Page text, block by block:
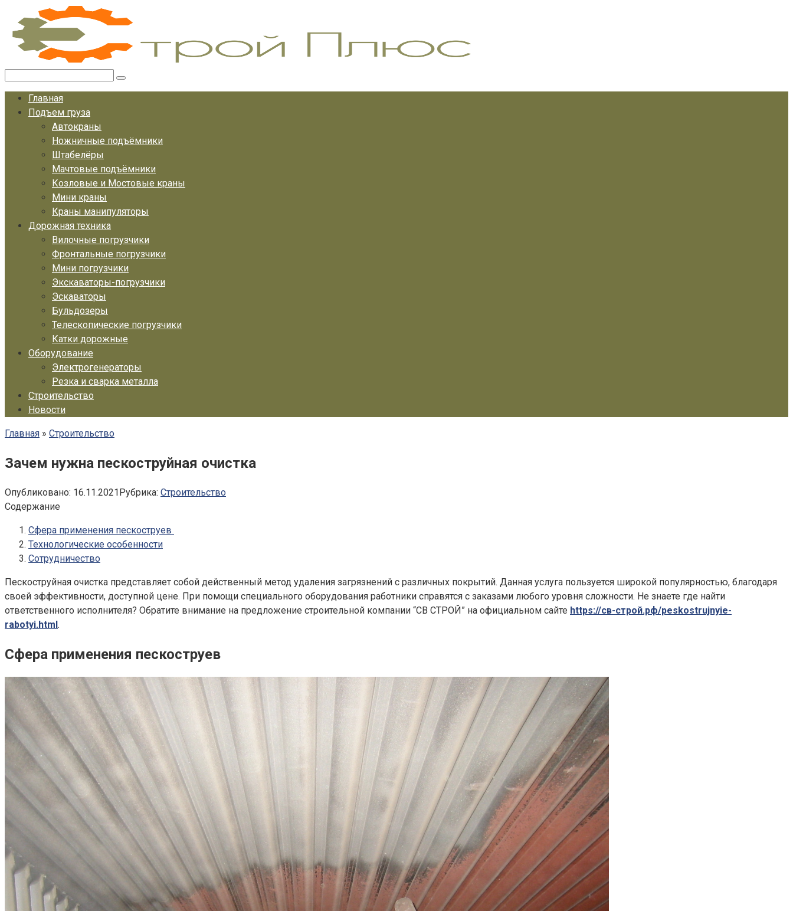
Перейти
контенту
Главная
Подъем груза
Автокраны
Ножничные подъёмники
Штабелёры
Мачтовые подъёмники
Козловые и Мостовые краны
Мини краны
Краны манипуляторы
Дорожная техника
Вилочные погрузчики
Фронтальные погрузчики
Мини погрузчики
Экскаваторы-погрузчики
Эскаваторы
Бульдозеры
Телескопические погрузчики
Катки дорожные
Оборудование
Электрогенераторы
Резка и сварка металла
Строительство
Новости
Главная » Строительство
Зачем нужна пескоструйная очистка
Опубликовано: 16.11.2021Рубрика: Строительство
Содержание
Сфера применения пескоструев
Технологические особенности
Сотрудничество
Пескоструйная очистка представляет собой действенный метод удаления загрязнений с различных покрытий. Данная услуга пользуется широкой популярностью, благодаря
своей эффективности, доступной цене. При помощи специального оборудования работники справятся с заказами любого уровня сложности. Не знаете где найти
ответственного исполнителя? Обратите внимание на предложение строительной компании “СВ СТРОЙ” на официальном сайте https://св-строй.рф/peskostrujnyie-
rabotyi.html.
Сфера применения пескоструев